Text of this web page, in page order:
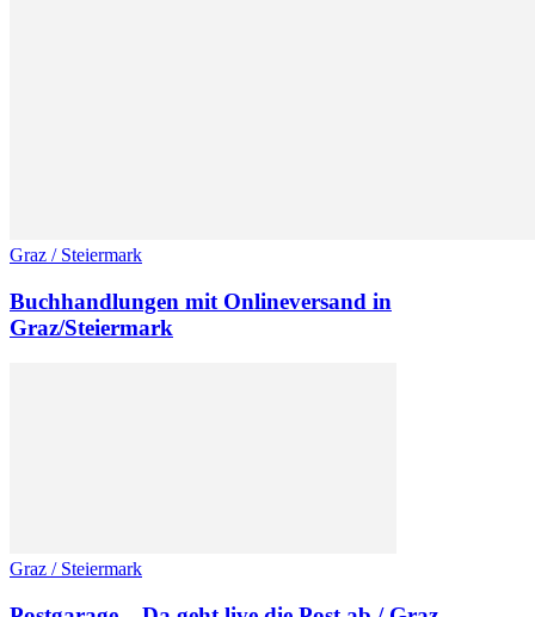
Graz / Steiermark
Buchhandlungen mit Onlineversand in
Graz/Steiermark
Graz / Steiermark